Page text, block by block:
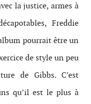
la justice, armes à
Freddie
pourrait être un
de style un peu
de Gibbs. C’est
qu’il est le plus à